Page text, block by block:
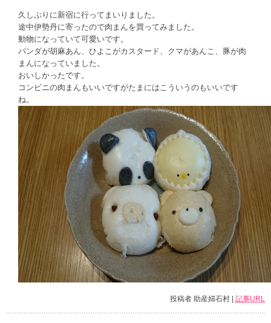
久しぶりに新宿に行ってまいりました。
途中伊勢丹に寄ったので肉まんを買ってみました。
動物になっていて可愛いです。
パンダが胡麻あん、ひよこがカスタード、クマがあんこ、豚が肉
まんになっていました。
おいしかったです。
コンビニの肉まんもいいですがたまにはこういうのもいいです
ね。
投稿者 助産婦石村 | 記事URL